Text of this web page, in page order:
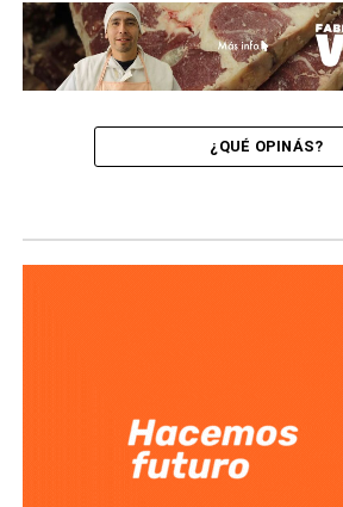
¿QUÉ OPINÁS?